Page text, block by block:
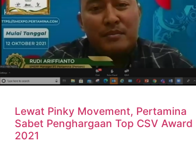
Lewat Pinky Movement, Pertamina
Sabet Penghargaan Top CSV Award
2021